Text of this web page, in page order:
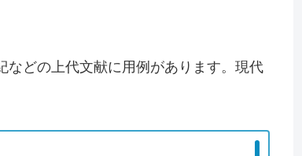
などの上代文献に用例があります。現代